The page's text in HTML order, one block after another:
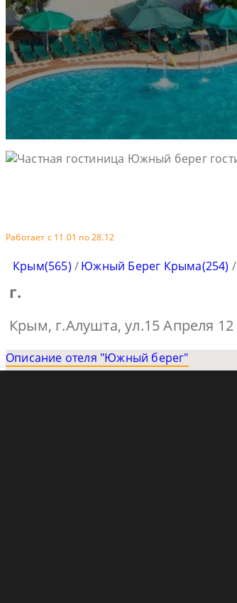
Работает с 11.01 по 28.12
Крым(565) /Южный Берег Крыма(254) /
г.
Крым, г.Алушта, ул.15 Апреля 12
Описание отеля "Южный берег"